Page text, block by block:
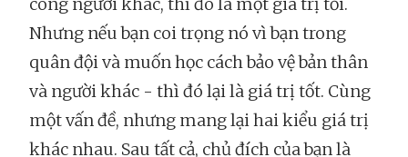
Nhưng nếu bạn coi trọng nó vì bạn trong
quân đội và muốn học cách bảo vệ bản thân
và người khác - thì đó lại là giá trị tốt. Cùng
một vấn đề, nhưng mang lại hai kiểu giá trị
khác nhau. Sau tất cả, chủ đích của bạn là